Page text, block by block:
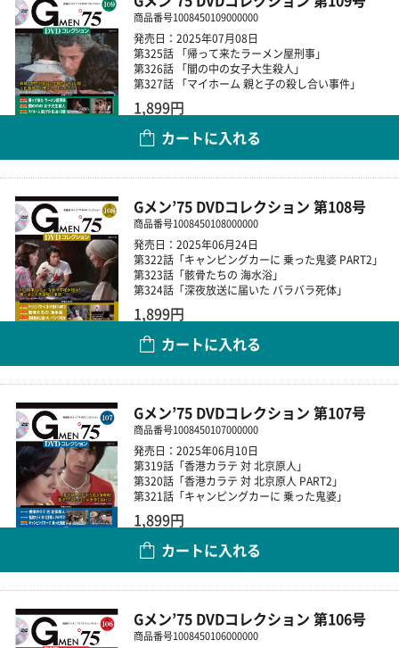
商品番号1008450109000000
発売日：2025年07月08日
第325話 「帰って来たラーメン屋刑事」
第326話 「闇の中の女子大生殺人」
第327話 「マイホーム 親と子の殺し合い事件」
1,899円
カートに入れる
Gメン’75 DVDコレクション 第108号
商品番号1008450108000000
発売日：2025年06月24日
第322話「キャンピングカーに 乗った鬼婆 PART2」
第323話「骸骨たちの 海水浴」
第324話「深夜放送に届いた バラバラ死体」
1,899円
カートに入れる
Gメン’75 DVDコレクション 第107号
商品番号1008450107000000
発売日：2025年06月10日
第319話「香港カラテ 対 北京原人」
第320話「香港カラテ 対 北京原人 PART2」
第321話「キャンピングカーに 乗った鬼婆」
1,899円
カートに入れる
Gメン’75 DVDコレクション 第106号
商品番号1008450106000000